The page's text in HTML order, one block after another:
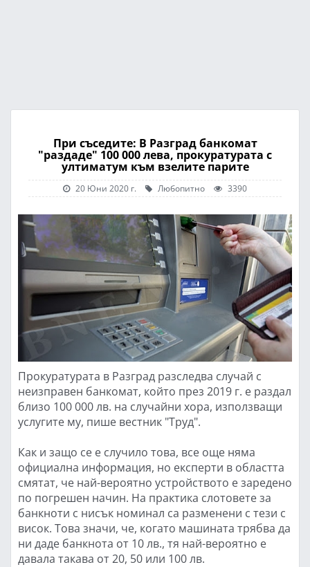
При съседите: В Разград банкомат
"раздаде" 100 000 лева, прокуратурата с
ултиматум към взелите парите
20 Юни 2020 г. Любопитно 3390
Прокуратурата в Разград разследва случай с
неизправен банкомат, който през 2019 г. е раздал
близо 100 000 лв. на случайни хора, използващи
услугите му, пише вестник "Труд".
Как и защо се е случило това, все още няма
официална информация, но експерти в областта
смятат, че най-вероятно устройството е заредено
по погрешен начин. На практика слотовете за
банкноти с нисък номинал са разменени с тези с
висок. Това значи, че, когато машината трябва да
ни даде банкнота от 10 лв., тя най-вероятно е
давала такава от 20, 50 или 100 лв.